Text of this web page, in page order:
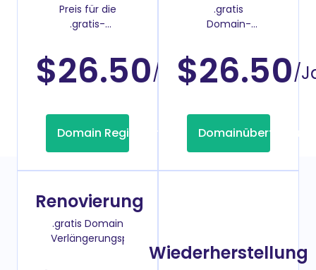
Preis für die
.gratis-
$26.50/Jahr
Domain Registrierung
.gratis
Domain-
$26.50/
Domainübertragung
Renovierung
.gratis Domain
Verlängerungspreis
Wiederherstellung